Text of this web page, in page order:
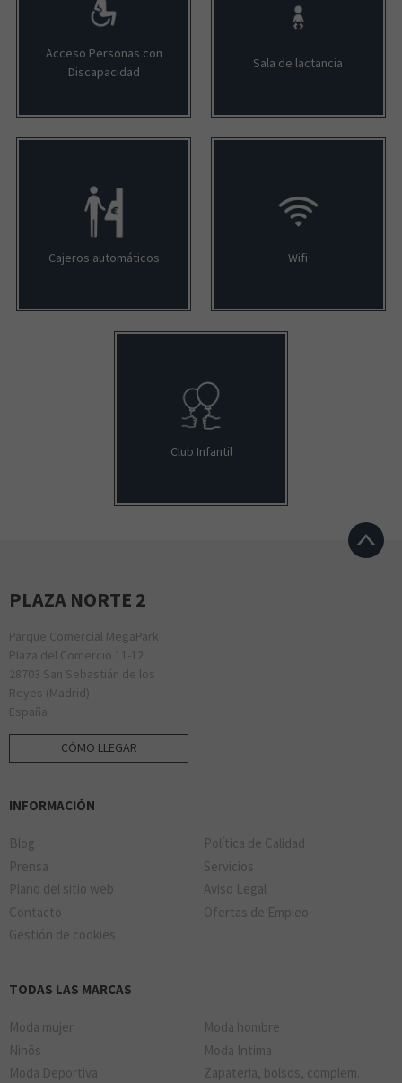
Acceso Personas con
Discapacidad
Sala de lactancia
Cajeros automáticos Wifi
Club Infantil
PLAZA NORTE 2
Parque Comercial MegaPark
Plaza del Comercio 11-12
28703 San Sebastián de los
Reyes (Madrid)
España
CÓMO LLEGAR
INFORMACIÓN
Blog
Política de Calidad
Prensa
Servicios
Plano del sitio web
Aviso Legal
Contacto
Ofertas de Empleo
Gestión de cookies
TODAS LAS MARCAS
Moda mujer
Moda hombre
Ninõs
Moda Intima
Moda Deportiva
Zapateria, bolsos, complem.